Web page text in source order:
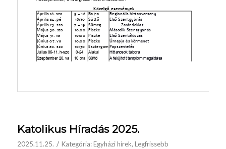
Katolikus Híradás 2025.
2025.11.25. / Kategória:Egyházi hírek, Legfrissebb